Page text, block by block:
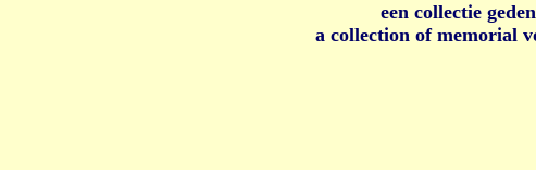
een collectie
a collection of memorial